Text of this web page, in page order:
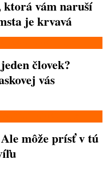
vám naruší
je krvavá
človek?
vás
môže prísť v tú